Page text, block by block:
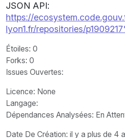
JSON API:
https://
lyon1.fr/repositories/
Étoiles: 0
Forks: 0
Issues Ouvertes:
Licence: None
Langage:
Dépendances Analysées: En
Date De Création: il y a plus de 4